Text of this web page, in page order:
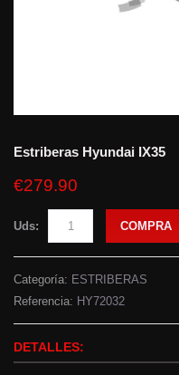
Estriberas Hyundai IX35
€279.90
Uds: COMPRA
Categoría: ESTRIBERAS
Referencia: HY72032
DETALLES: